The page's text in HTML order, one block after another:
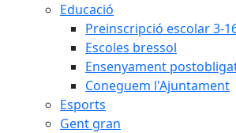
Educació
Preinscripció escolar 3-
Escoles bressol
Ensenyament
Coneguem l'Ajuntament
Esports
Gent gran